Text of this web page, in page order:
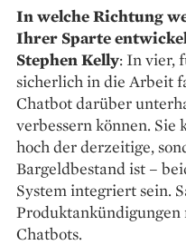
In welche Richtung
Ihrer Sparte
Stephen Kelly: In vier,
sicherlich in die Arbeit
Chatbot darüber
verbessern können.
hoch der derzeitige,
Bargeldbestand ist –
System integriert sein.
Produktankündigungen
Chatbots.